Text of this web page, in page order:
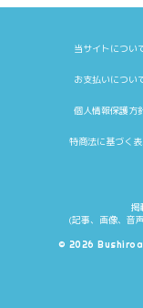
当サイトについ
お支払いについ
個人情報保護方
特商法に基づく
掲
(記事、画像、音
© 2026